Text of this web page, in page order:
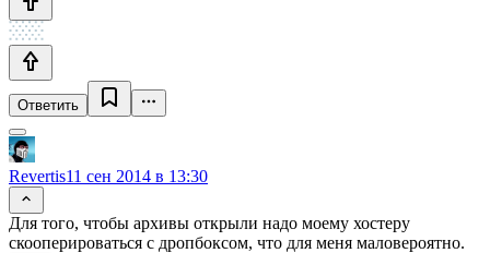
Ответить
Revertis11 сен 2014 в 13:30
Для того, чтобы архивы открыли надо моему хостеру
скооперироваться с дропбоксом, что для меня маловероятно.